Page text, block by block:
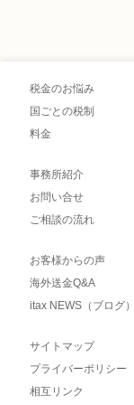
税金のお悩み
国ごとの税制
料金
事務所紹介
お問い合せ
ご相談の流れ
お客様からの声
海外送金Q&A
itax NEWS（ブログ）
サイトマップ
プライバーポリシー
相互リンク